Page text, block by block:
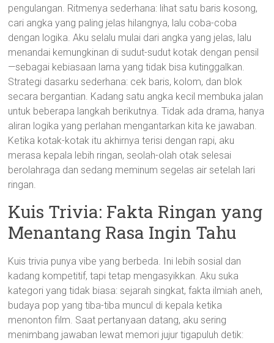
pengulangan. Ritmenya sederhana: lihat satu baris kosong,
cari angka yang paling jelas hilangnya, lalu coba-coba
dengan logika. Aku selalu mulai dari angka yang jelas, lalu
menandai kemungkinan di sudut-sudut kotak dengan pensil
—sebagai kebiasaan lama yang tidak bisa kutinggalkan.
Strategi dasarku sederhana: cek baris, kolom, dan blok
secara bergantian. Kadang satu angka kecil membuka jalan
untuk beberapa langkah berikutnya. Tidak ada drama, hanya
aliran logika yang perlahan mengantarkan kita ke jawaban.
Ketika kotak-kotak itu akhirnya terisi dengan rapi, aku
merasa kepala lebih ringan, seolah-olah otak selesai
berolahraga dan sedang meminum segelas air setelah lari
ringan.
Kuis Trivia: Fakta Ringan yang
Menantang Rasa Ingin Tahu
Kuis trivia punya vibe yang berbeda. Ini lebih sosial dan
kadang kompetitif, tapi tetap mengasyikkan. Aku suka
kategori yang tidak biasa: sejarah singkat, fakta ilmiah aneh,
budaya pop yang tiba-tiba muncul di kepala ketika
menonton film. Saat pertanyaan datang, aku sering
menimbang jawaban lewat memori jujur tigapuluh detik: